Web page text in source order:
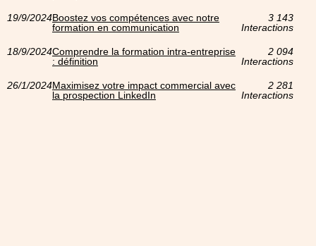
19/9/2024Boostez vos compétences avec notre
formation en communication
3 143
Interactions
18/9/2024Comprendre la formation intra-entreprise
: définition
2 094
Interactions
26/1/2024Maximisez votre impact commercial avec
la prospection LinkedIn
2 281
Interactions